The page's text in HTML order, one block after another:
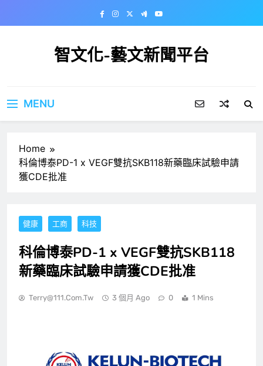
智文化-藝文新聞平台
MENU
Home
科倫博泰PD-1 x VEGF雙抗SKB118新藥臨床試驗申請
獲CDE批准
健康 工商 科技
科倫博泰PD-1 x VEGF雙抗SKB118
新藥臨床試驗申請獲CDE批准
Terry@111.com.tw 3 個月 Ago 0 1 Mins